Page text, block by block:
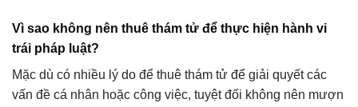
Vì sao không nên thuê thám tử để thực hiện hành vi
trái pháp luật?
Mặc dù có nhiều lý do để thuê thám tử để giải quyết các
vấn đề cá nhân hoặc công việc, tuyệt đối không nên mượn